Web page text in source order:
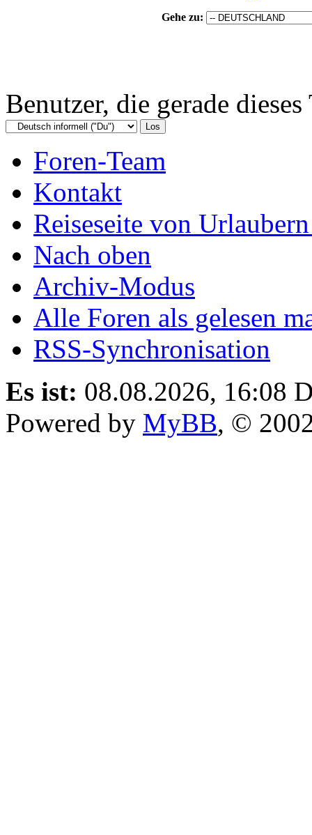
Gehe zu:
Benutzer, die gerade
Foren-Team
Kontakt
Reiseseite von
Nach oben
Archiv-Modus
Alle Foren als gelesen
RSS-Synchronisation
Es ist: 08.08.2026, 16:08
Powered by MyBB, ©